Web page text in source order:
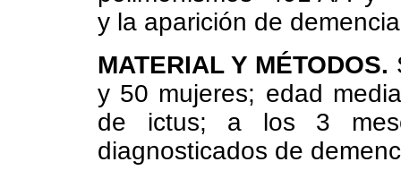
y la aparición de
MATERIAL Y MÉTODOS.
y 50 mujeres; edad
de ictus; a los 3
diagnosticados de